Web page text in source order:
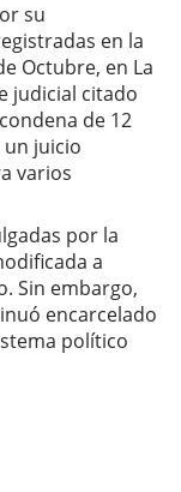
su
en la
Octubre, en La
judicial citado
de 12
juicio
varios
por la
a
Sin embargo,
encarcelado
político